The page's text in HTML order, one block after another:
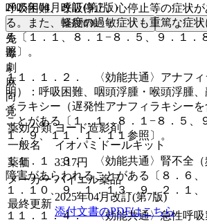
呼吸困難、呼吸停止、心停止等の症状
る。また、軽度の過敏症状も重篤な症
る〔１．１、８．１−８．５、９．１．
照〕。
１１．１．２． 〈効能共通〉アナフィ
明）：呼吸困難、咽頭浮腫・喉頭浮腫
ィラキシー（遅発性アナフィラキシー
ことがある〔１．１、８．１−８．５、
１．９、１１．１．１１参照〕。
１１．１．３． 〈効能共通〉腎不全（
障害があらわれることがある〔８．６、
１．１０、９．１．１３、９．２．１、
１１．１．４． 〈効能共通〉急性呼
2025年04月改訂(第7版)
薬剤情報
先
毒
劇
麻
向
覚
薬効分類 ヨード造影剤
一般名
イオパミドールキット
薬価
3317円
メーカー バイエル薬品
最終更新
2025年04月改訂(第7版)
添付文書のPDFはこちら